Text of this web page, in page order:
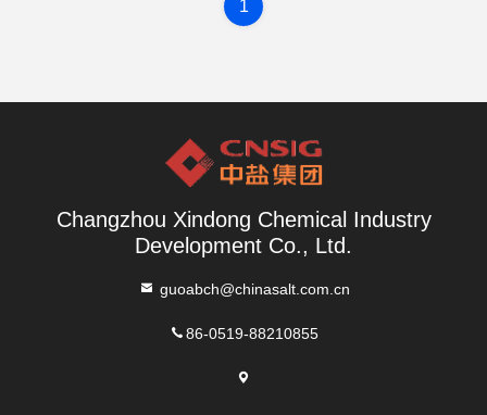
1
Changzhou Xindong Chemical Industry
Development Co., Ltd.
guoabch@chinasalt.com.cn
86-0519-88210855